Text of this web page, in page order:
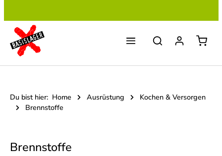
Du bist hier: Home Ausrüstung
Kochen & Versorgen
Brennstoffe
Brennstoffe